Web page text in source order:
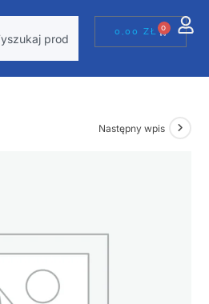
0,00ZŁ 0
Następny wpis